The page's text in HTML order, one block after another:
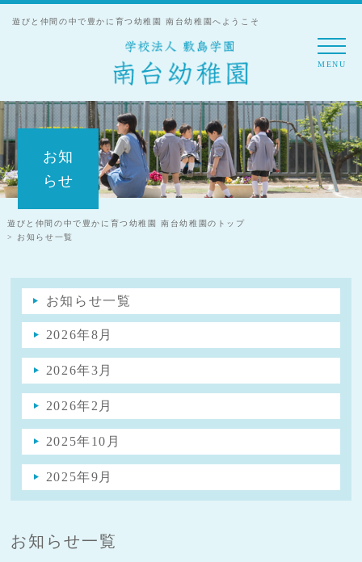
遊びと仲間の中で豊かに育つ幼稚園 南台幼稚園へようこそ
MENU
お知
らせ
遊びと仲間の中で豊かに育つ幼稚園 南台幼稚園のトップ
> お知らせ一覧
お知らせ一覧
2026年8月
2026年3月
2026年2月
2025年10月
2025年9月
お知らせ一覧